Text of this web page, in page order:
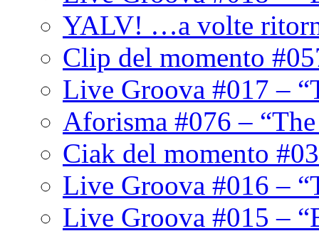
YALV! …a volte
Clip del momento
Live Groova #017 –
Aforisma #076 –
Ciak del momento
Live Groova #016 –
Live Groova #015 –